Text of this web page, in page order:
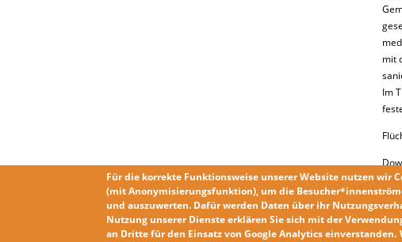
mit
Im
Für die korrekte Funktionsweise unserer Website nutzen wir
(mit Anonymisierungsfunktion), um die
und auszuwerten. Dafür werden Daten über ihr
Nutzung unserer Dienste erklären Sie sich mit der
an Dritte für den Einsatz von Google Analytics einverstanden.